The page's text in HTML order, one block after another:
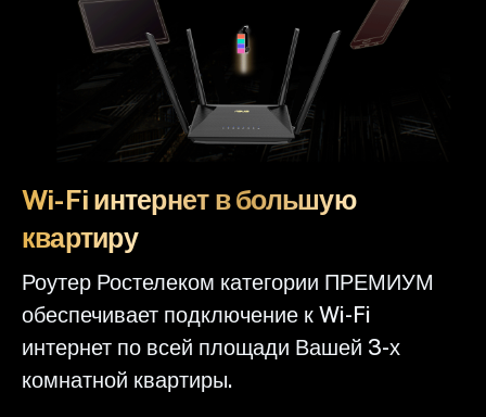
Wi-Fi интернет в большую
квартиру
Роутер Ростелеком категории ПРЕМИУМ
обеспечивает подключение к Wi-Fi
интернет по всей площади Вашей 3-х
комнатной квартиры.